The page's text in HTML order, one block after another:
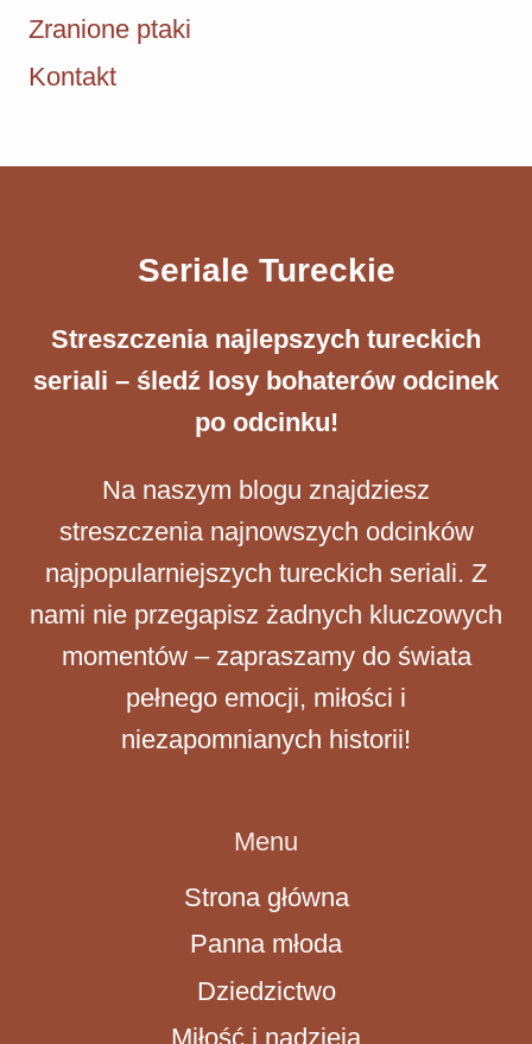
Zranione ptaki
Kontakt
Seriale Tureckie
Streszczenia ​najlepszych tureckich
seriali – śledź losy bohaterów odcinek
po odcinku!
Na naszym blogu znajdziesz
streszczenia najnowszych odcinków
najpopularniejszych tureckich seriali. Z
nami nie przegapisz żadnych kluczowych
momentów – zapraszamy do świata
pełnego emocji, miłości i
niezapomnianych historii!
Menu
Strona główna
Panna młoda
Dziedzictwo
Miłość i nadzieja